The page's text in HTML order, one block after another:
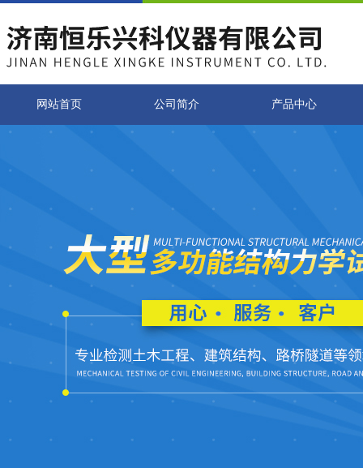
网站首页 公司简介 产品中心